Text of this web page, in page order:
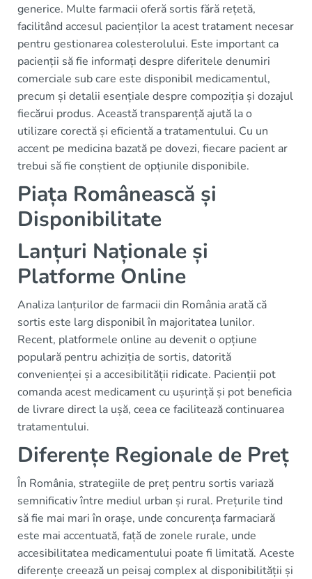
generice. Multe farmacii oferă sortis fără rețetă,
facilitând accesul pacienților la acest tratament necesar
pentru gestionarea colesterolului. Este important ca
pacienții să fie informați despre diferitele denumiri
comerciale sub care este disponibil medicamentul,
precum și detalii esențiale despre compoziția și dozajul
fiecărui produs. Această transparență ajută la o
utilizare corectă și eficientă a tratamentului. Cu un
accent pe medicina bazată pe dovezi, fiecare pacient ar
trebui să fie conștient de opțiunile disponibile.
Piața Românească și
Disponibilitate
Lanțuri Naționale și
Platforme Online
Analiza lanțurilor de farmacii din România arată că
sortis este larg disponibil în majoritatea lunilor.
Recent, platformele online au devenit o opțiune
populară pentru achiziția de sortis, datorită
convenienței și a accesibilității ridicate. Pacienții pot
comanda acest medicament cu ușurință și pot beneficia
de livrare direct la ușă, ceea ce facilitează continuarea
tratamentului.
Diferențe Regionale de Preț
În România, strategiile de preț pentru sortis variază
semnificativ între mediul urban și rural. Prețurile tind
să fie mai mari în orașe, unde concurența farmaciară
este mai accentuată, față de zonele rurale, unde
accesibilitatea medicamentului poate fi limitată. Aceste
diferențe creează un peisaj complex al disponibilității și